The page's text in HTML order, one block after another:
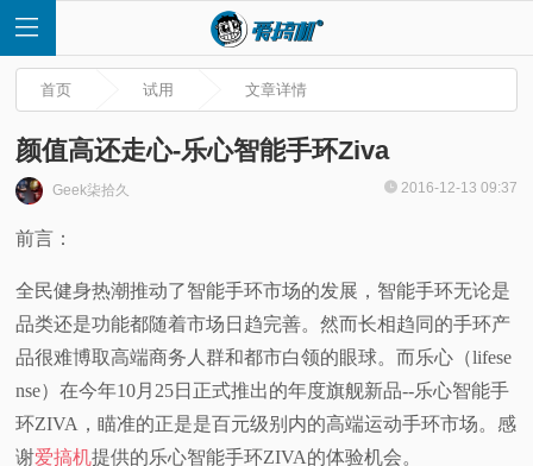
快
讯
评
首页 试用 文章详情
颜值高还走心-乐心智能手环Ziva
Geek柒拾久 2016-12-13 09:37
前言：
全民健身热潮推动了智能手环市场的发展，智能手环无论是
品类还是功能都随着市场日趋完善。然而长相趋同的手环产
品很难博取高端商务人群和都市白领的眼球。而乐心（lifese
nse）在今年10月25日正式推出的年度旗舰新品--乐心智能手
环ZIVA，瞄准的正是是百元级别内的高端运动手环市场。感
谢爱搞机提供的乐心智能手环ZIVA的体验机会。